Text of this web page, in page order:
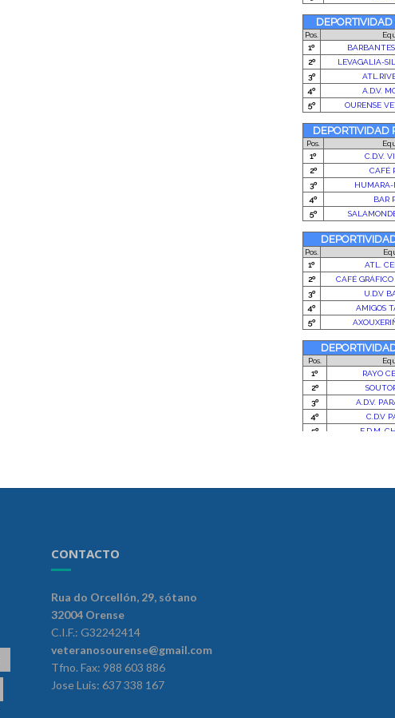
CONTACTO
Rua do Orcellón, 29, sótano
32004 Orense
C.I.F.: G32242414
veteranosourense@gmail.com
Tfno. Fax: 988 603 886
Jose Luis: 637 338 167